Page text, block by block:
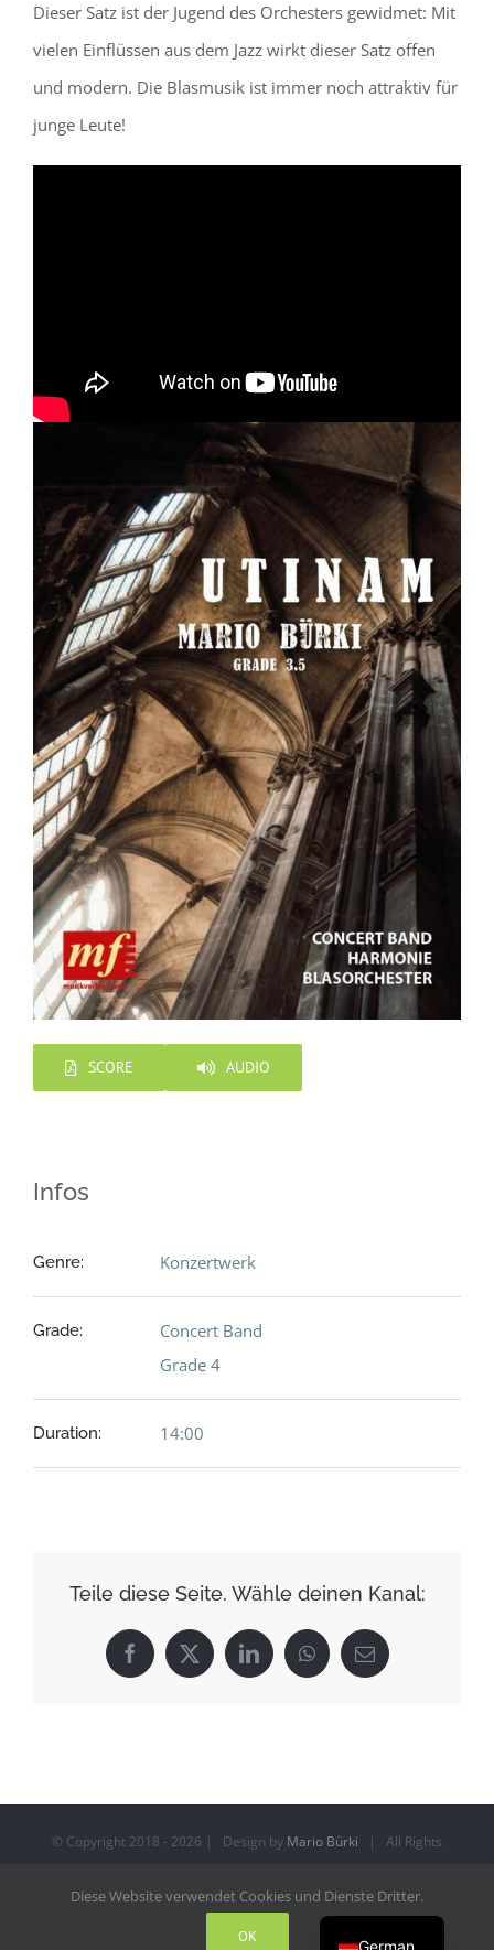
Dieser Satz ist der Jugend des Orchesters gewidmet: Mit
vielen Einflüssen aus dem Jazz wirkt dieser Satz offen
und modern. Die Blasmusik ist immer noch attraktiv für
junge Leute!
SCORE AUDIO
Infos
Genre: Konzertwerk
Grade:
Concert Band
Grade 4
Duration: 14:00
Teile diese Seite. Wähle deinen Kanal:
Facebook
X LinkedInWhatsApp
E-
Mail
© Copyright 2018 - 2026 | Design by Mario Bürki | All Rights
FacebookYouTube
Diese Website verwendet Cookies und Dienste Dritter.
OK German